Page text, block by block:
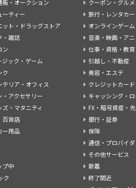
販・オークション
ーティー
ット・ドラッグストア
・雑誌
ン
ジック・ゲーム
ク
テリア・オフィス
・アクセサリー
ズ・マタニティ
百貨店
ー用品
プ中
ク
クーポン・グルメ
旅行・レンタカー
オンラインゲー
音楽・映画・アニ
仕事・資格・教育
引越し・不動産
美容・エステ
クレジットカード
キャッシング・ロ
FX・暗号資産・
銀行・証券
保険
通信・プロバイダ
その他サービス
新着
終了間近